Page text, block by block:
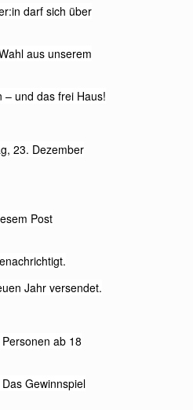
darf sich über
aus unserem
– und das frei Haus!
23. Dezember
Post
Jahr versendet.
ab 18
Gewinnspiel